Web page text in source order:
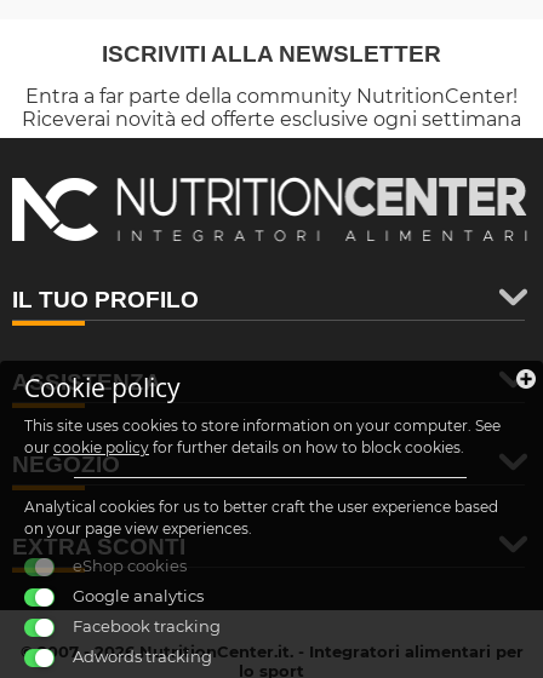
ISCRIVITI ALLA NEWSLETTER
Entra a far parte della community NutritionCenter!
Riceverai novità ed offerte esclusive ogni settimana
IL TUO PROFILO
ASSISTENZA
NEGOZIO
EXTRA SCONTI
© 2007 - 2026 NutritionCenter.it. - Integratori alimentari per
lo sport
Cookie policy
This site uses cookies to store information on your computer. See
our cookie policy for further details on how to block cookies.
Analytical cookies for us to better craft the user experience based
on your page view experiences.
eShop cookies
Google analytics
Facebook tracking
Adwords tracking